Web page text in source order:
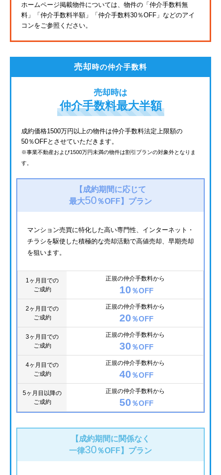
JR鶴見線
東海道新幹線
京成金町線
ホームページ掲載物件については、物件の「仲介手数料無
料」
「仲介手数料半額」「仲介手数料30％OFF」などのアイ
コンをご参照ください。
売却時の仲介手数料
売却時は
仲介手数料最大半額
成約価格1500万円以上の物件は仲介手数料法定上限額の
50％OFFとさせていただきます。
※事業不動産および1500万円未満の物件は割引プランの対象外となりま
す。
【成約期間に応じて
最大50％OFF】 プラン
マンション売買に特化した高い専門性、インターネット・
チラシを駆使した積極的な売却活動で高値売却、早期売却
を狙います。
1ヶ月目での
ご成約
正規の仲介手数料から
10 ％OFF
2ヶ月目での
ご成約
正規の仲介手数料から
20 ％OFF
3ヶ月目での
ご成約
正規の仲介手数料から
30 ％OFF
4ヶ月目での
ご成約
正規の仲介手数料から
40 ％OFF
5ヶ月目以降の
ご成約
正規の仲介手数料から
50 ％OFF
【成約期間に関係なく
一律30％OFF】 プラン